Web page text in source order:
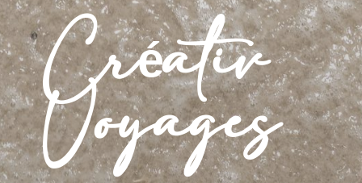
Créativ
Voyages